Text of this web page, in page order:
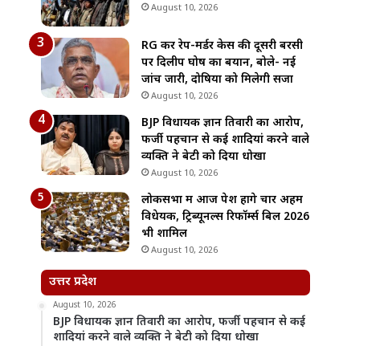
August 10, 2026
RG कर रेप-मर्डर केस की दूसरी बरसी
पर दिलीप घोष का बयान, बोले- नई
जांच जारी, दोषियों को मिलेगी सजा
August 10, 2026
BJP विधायक ज्ञान तिवारी का आरोप,
फर्जी पहचान से कई शादियां करने वाले
व्यक्ति ने बेटी को दिया धोखा
August 10, 2026
लोकसभा में आज पेश होंगे चार अहम
विधेयक, ट्रिब्यूनल्स रिफॉर्म्स बिल 2026
भी शामिल
August 10, 2026
उत्तर प्रदेश
August 10, 2026
BJP विधायक ज्ञान तिवारी का आरोप, फर्जी पहचान से कई
शादियां करने वाले व्यक्ति ने बेटी को दिया धोखा